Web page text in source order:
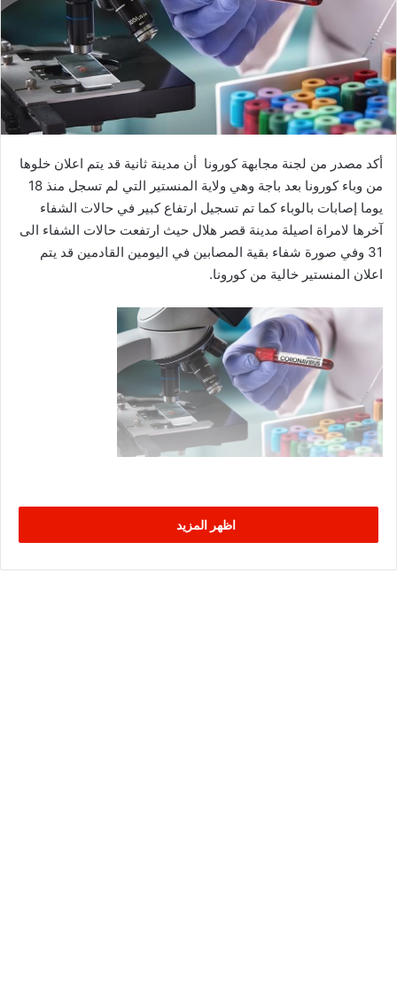
أكد مصدر من لجنة مجابهة كورونا أن مدينة ثانية قد يتم اعلان خلوها
من وباء كورونا بعد باجة وهي ولاية المنستير التي لم تسجل منذ 18
يوما إصابات بالوباء كما تم تسجيل ارتفاع كبير في حالات الشفاء
آخرها لامراة اصيلة مدينة قصر هلال حيث ارتفعت حالات الشفاء الى
31 وفي صورة شفاء بقية المصابين في اليومين القادمين قد يتم
اعلان المنستير خالية من كورونا.
اظهر المزيد